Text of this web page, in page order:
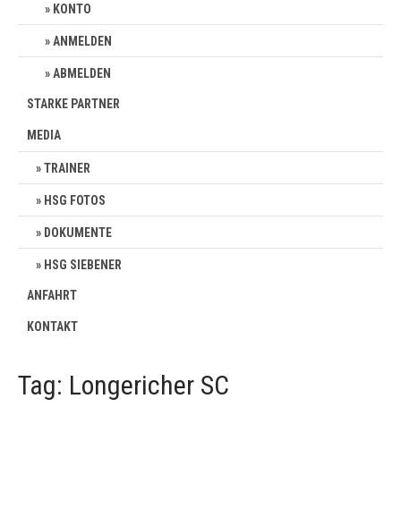
KONTO
ANMELDEN
ABMELDEN
STARKE PARTNER
MEDIA
TRAINER
HSG FOTOS
DOKUMENTE
HSG SIEBENER
ANFAHRT
KONTAKT
Tag: Longericher SC